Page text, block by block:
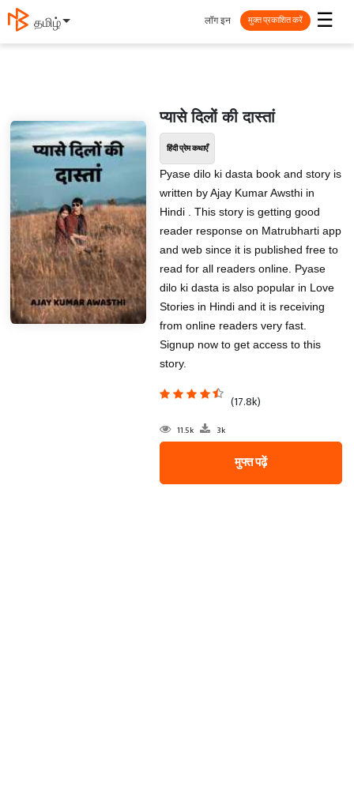
தமிழ் ☰
लॉग इन मुक्त प्रकाशित करें
प्यासे दिलों की दास्तां
हिंदी प्रेम कथाएँ
Pyase dilo ki dasta book and story is
written by Ajay Kumar Awsthi in
Hindi . This story is getting good
reader response on Matrubharti app
and web since it is published free to
read for all readers online. Pyase
dilo ki dasta is also popular in Love
Stories in Hindi and it is receiving
from online readers very fast.
Signup now to get access to this
story.
(17.8k)
11.5k 3k
मुफ्त पढ़ें